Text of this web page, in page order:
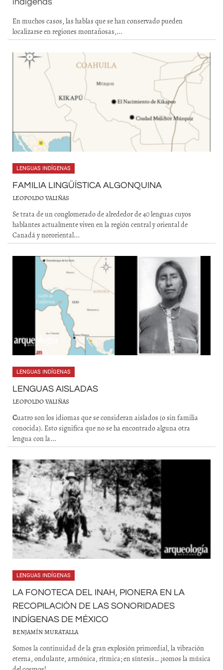
En muchos casos, las hablas que se han conservado pueden
localizarse en regiones montañosas,...
LENGUAS INDÍGENAS
FAMILIA LINGÜÍSTICA ALGONQUINA
LEOPOLDO VALIÑAS
Se trata de un conglomerado de alrededor de 40 lenguas cuyos
hablantes actualmente viven en la región central y oriental de
Canadá y nororiental...
LENGUAS INDÍGENAS
LENGUAS AISLADAS
LEOPOLDO VALIÑAS
Cuatro son los idiomas que se consideran aislados (o sin familia
conocida). Esto significa que no se ha encontrado alguna otra
lengua con la...
LENGUAS INDÍGENAS
LA FONOTECA DEL INAH, PIONERA EN LA
RECOPILACIÓN DE LAS SONORIDADES
INDÍGENAS DE MÉXICO
BENJAMÍN MURATALLA
Somos la continuidad de la gran explosión primordial, la vibración
eterna, ondulante, armónica, rítmica; en síntesis… ¡somos la música